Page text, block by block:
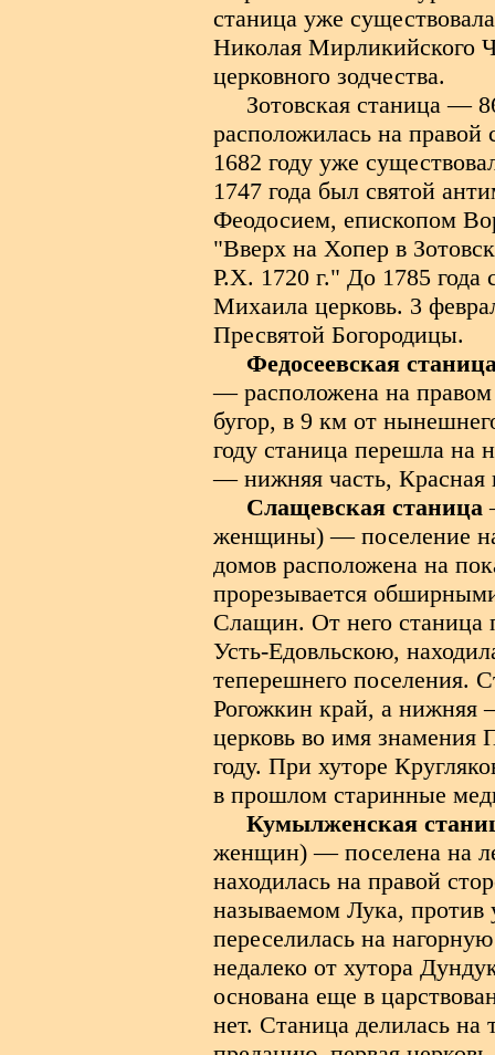
станица уже
Николая Мирликийского
церковного зодчества.
Зотовская станица —
расположилась на
1682 году уже
1747 года был святой
Феодосием, епископом
"Вверх на Хопер в
Р.Х. 1720 г." До 1785 года
Михаила церковь. 3
Пресвятой Богородицы.
Федосеевская
— расположена на правом
бугор, в 9 км от
году станица перешла на
— нижняя часть, Красная
Слащевская станица
женщины) — поселение на
домов расположена на
прорезывается
Слащин. От него станица
Усть-Едовльскою,
теперешнего поселения.
Рогожкин край, а нижняя
церковь во имя знамения
году. При хуторе
в прошлом старинные
Кумылженская
женщин) — поселена на
находилась на правой
называемом Лука, против
переселилась на
недалеко от хутора
основана еще в
нет. Станица делилась